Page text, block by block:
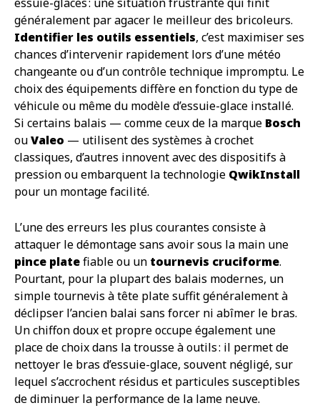
généralement par agacer le meilleur des bricoleurs.
Identifier les outils essentiels, c’est maximiser ses
chances d’intervenir rapidement lors d’une météo
changeante ou d’un contrôle technique impromptu. Le
choix des équipements diffère en fonction du type de
véhicule ou même du modèle d’essuie-glace installé.
Si certains balais — comme ceux de la marque Bosch
ouValeo — utilisent des systèmes à crochet
classiques, d’autres innovent avec des dispositifs à
pression ou embarquent la technologie QwikInstall
pour un montage facilité.
L’une des erreurs les plus courantes consiste à
attaquer le démontage sans avoir sous la main une
pince platefiable ou un tournevis cruciforme.
Pourtant, pour la plupart des balais modernes, un
simple tournevis à tête plate suffit généralement à
déclipser l’ancien balai sans forcer ni abîmer le bras.
Un chiffon doux et propre occupe également une
place de choix dans la trousse à outils : il permet de
nettoyer le bras d’essuie-glace, souvent négligé, sur
lequel s’accrochent résidus et particules susceptibles
de diminuer la performance de la lame neuve.